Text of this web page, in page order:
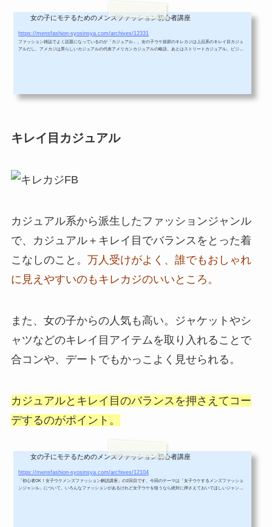
女の子にモテるためのメンズファッション初心者講座
https://mensfashion-syosinsya.com/archives/12331
ファッション雑誌でよく話題になっているのが「カジュアル」。女の子ウケ抜群のキレカジは上品系のキレイ目カジュ
アルだし、アメカジは男らしいカジュアルの代表アメリカンカジュアルの略語。あとはストリートカジュアル。ビジネ
キレイ目カジュアル
カジュアル系から派生したファッションジャンル
で、カジュアル＋キレイ目でバランスをとった着
こなしのこと。 万人受けがよく、誰でもおしゃれ
に見えやすいのもキレカジのいいところ。
また、女の子からの人気も高い。ジャケットやシ
ャツなどのキレイ目アイテムを取り入れることで
合コンや、デートでもかっこよく見せられる。
カジュアルとキレイ目のバランスを押さえてコー
デするのがポイント。
女の子にモテるためのメンズファッション初心者講座
https://mensfashion-syosinsya.com/archives/12104
「初心者OK！女子ウケメンズファッション解説講座」の2回目です。今回のテーマは「女子ウケするメンズファッショ
ンジャンル」について。いろんなファッションがあるけれど女子ウケを狙うなら絶対に押さえておいてほしいジャンル